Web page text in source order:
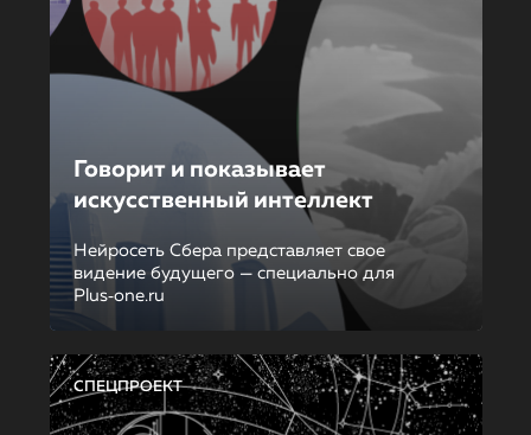
Говорит и показывает
искусственный интеллект
Нейросеть Сбера представляет свое
видение будущего — специально для
Plus‑one.ru
СПЕЦПРОЕКТ